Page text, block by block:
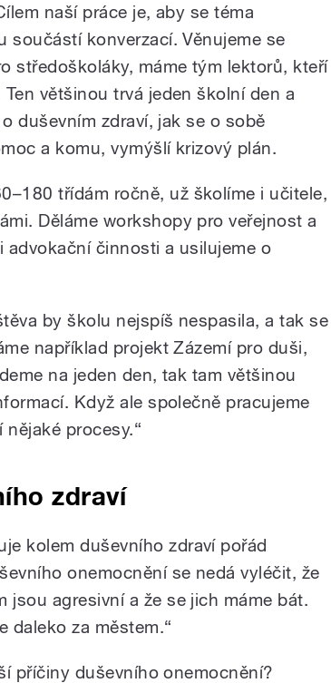
naší práce je, aby se téma
součástí konverzací. Věnujeme se
středoškoláky, máme tým lektorů, kteří
většinou trvá jeden školní den a
duševním zdraví, jak se o sobě
a komu, vymýšlí krizový plán.
třídám ročně, už školíme i učitele,
Děláme workshopy pro veřejnost a
advokační činnosti a usilujeme o
by školu nejspíš nespasila, a tak se
například projekt Zázemí pro duši,
na jeden den, tak tam většinou
Když ale společně pracujeme
procesy.“
zdraví
kolem duševního zdraví pořád
onemocnění se nedá vyléčit, že
jsou agresivní a že se jich máme bát.
daleko za městem.“
příčiny duševního onemocnění?